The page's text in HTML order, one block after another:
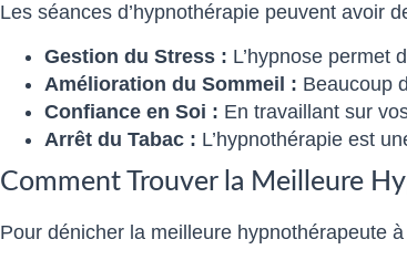
Les séances d’hypnothérapie peuvent avoir
Gestion du Stress : L’hypnose permet
Amélioration du Sommeil : Beaucoup
Confiance en Soi : En travaillant sur
Arrêt du Tabac : L’hypnothérapie est
Comment Trouver la Meilleure
Pour dénicher la meilleure hypnothérapeute